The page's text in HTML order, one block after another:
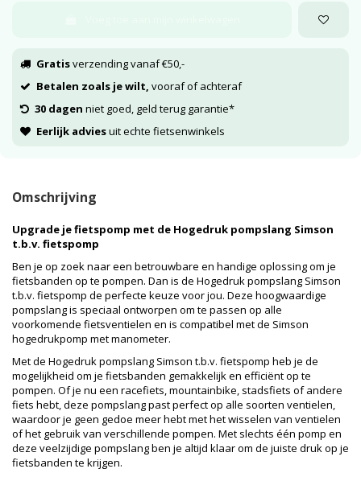
Gratisverzending vanaf €50,-
Betalen zoals je wilt, vooraf of achteraf
30 dagen niet goed, geld terug garantie*
Eerlijk adviesuit echte fietsenwinkels
Omschrijving
Upgrade je fietspomp met de Hogedruk pompslang Simson
t.b.v. fietspomp
Ben je op zoek naar een betrouwbare en handige oplossing om je
fietsbanden op te pompen. Dan is de Hogedruk pompslang Simson
t.b.v. fietspomp de perfecte keuze voor jou. Deze hoogwaardige
pompslang is speciaal ontworpen om te passen op alle
voorkomende fietsventielen en is compatibel met de Simson
hogedrukpomp met manometer.
Met de Hogedruk pompslang Simson t.b.v. fietspomp heb je de
mogelijkheid om je fietsbanden gemakkelijk en efficiënt op te
pompen. Of je nu een racefiets, mountainbike, stadsfiets of andere
fiets hebt, deze pompslang past perfect op alle soorten ventielen,
waardoor je geen gedoe meer hebt met het wisselen van ventielen
of het gebruik van verschillende pompen. Met slechts één pomp en
deze veelzijdige pompslang ben je altijd klaar om de juiste druk op je
fietsbanden te krijgen.